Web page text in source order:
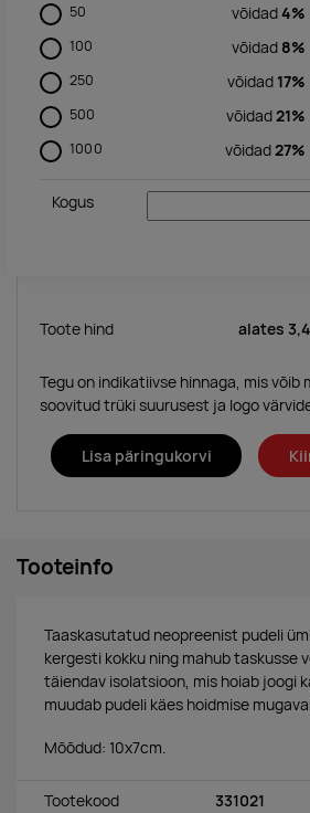
50 võidad4%
100 võidad 8%
250 võidad 17%
500 võidad21%
1000 võidad27%
Kogus
Toote hind alates
Tegu on indikatiivse hinnaga, mis võib
soovitud trüki suurusest ja logo
Lisa päringukorvi
Tooteinfo
Taaskasutatud neopreenist pudeli
kergesti kokku ning mahub taskusse
täiendav isolatsioon, mis hoiab joogi
muudab pudeli käes hoidmise
Mõõdud: 10x7cm.
Tootekood 331021